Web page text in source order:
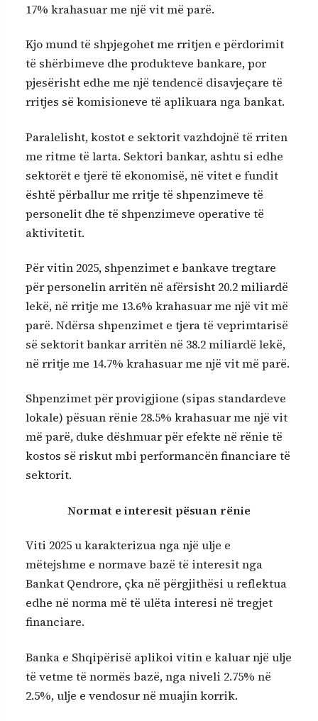
17% krahasuar me një vit më parë.
Kjo mund të shpjegohet me rritjen e përdorimit
të shërbimeve dhe produkteve bankare, por
pjesërisht edhe me një tendencë disavjeçare të
rritjes së komisioneve të aplikuara nga bankat.
Paralelisht, kostot e sektorit vazhdojnë të rriten
me ritme të larta. Sektori bankar, ashtu si edhe
sektorët e tjerë të ekonomisë, në vitet e fundit
është përballur me rritje të shpenzimeve të
personelit dhe të shpenzimeve operative të
aktivitetit.
Për vitin 2025, shpenzimet e bankave tregtare
për personelin arritën në afërsisht 20.2 miliardë
lekë, në rritje me 13.6% krahasuar me një vit më
parë. Ndërsa shpenzimet e tjera të veprimtarisë
së sektorit bankar arritën në 38.2 miliardë lekë,
në rritje me 14.7% krahasuar me një vit më parë.
Shpenzimet për provigjione (sipas standardeve
lokale) pësuan rënie 28.5% krahasuar me një vit
më parë, duke dëshmuar për efekte në rënie të
kostos së riskut mbi performancën financiare të
sektorit.
Normat e interesit pësuan rënie
Viti 2025 u karakterizua nga një ulje e
mëtejshme e normave bazë të interesit nga
Bankat Qendrore, çka në përgjithësi u reflektua
edhe në norma më të ulëta interesi në tregjet
financiare.
Banka e Shqipërisë aplikoi vitin e kaluar një ulje
të vetme të normës bazë, nga niveli 2.75% në
2.5%, ulje e vendosur në muajin korrik.